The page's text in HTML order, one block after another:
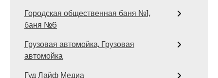
Городская общественная баня №1,
баня №6
Грузовая автомойка, Грузовая
автомойка
Гуд Лайф Медиа